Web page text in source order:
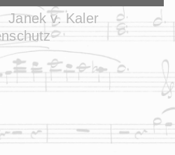
Janek v. Kaler